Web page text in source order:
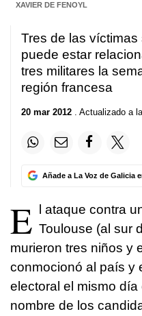
XAVIER DE FENOYL
Tres de las
puede estar
tres militares la
región francesa
20 mar 2012 . Actualizado a
Añade a La Voz de Galicia
E l ataque contra
Toulouse (al sur
murieron tres niños y
conmocionó al país y
electoral el mismo
nombre de los